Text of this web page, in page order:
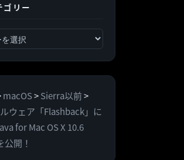
ゴリー
macOS>Sierra以前>
ウェア「Flashback」に
for Mac OS X 10.6
開！